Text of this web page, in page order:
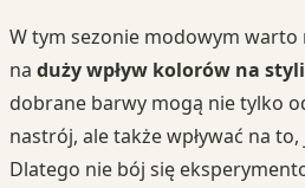
W tym sezonie modowym
na duży wpływ kolorów na
dobrane barwy mogą nie tylko
nastrój, ale także wpływać na
Dlatego nie bój się